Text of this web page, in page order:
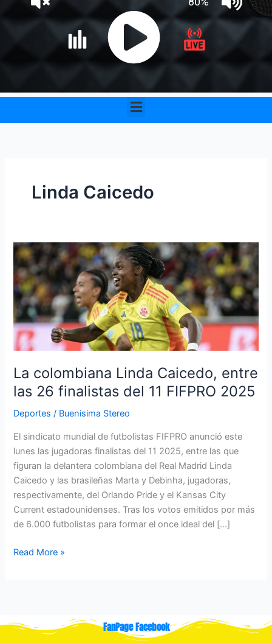
Menu
Linda Caicedo
La colombiana Linda Caicedo, entre
las 26 finalistas del 11 FIFPRO 2025
Deportes / Buenisima Stereo
El sindicato mundial de futbolistas FIFPRO anunció este
lunes las jugadoras finalistas del 11 2025, entre las que
figuran la delantera colombiana del Real Madrid Linda
Caicedo y las brasileñas Marta y Debinha, jugadoras,
respectivamente, del Orlando Pride y el Kansas City
Current estadounidenses. Tras los votos emitidos por más
de 6.000 futbolistas para formar el once ideal del […]
La
colombiana
Linda
Caicedo,
entre
las
26
finalistas
del
11
FIFPRO
2025
Read More »
FanPage Facebook